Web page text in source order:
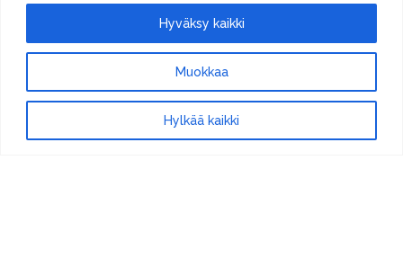
Muokkaa
Hylkää kaikki
Hyväksy kaikki